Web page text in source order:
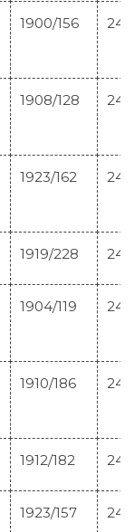
1900/156
1908/128
1923/162
1919/228
1904/119
1910/186
1912/182
1923/157